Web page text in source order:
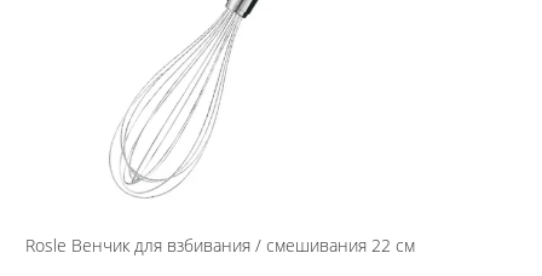
Rosle Венчик для взбивания / смешивания 22 см